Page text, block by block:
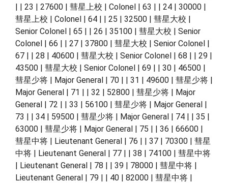
| | 23 | 27600 | 彗星上校 | Colonel | 63 | | 24 | 30000 |
彗星上校 | Colonel | 64 | | 25 | 32500 | 彗星大校 |
Senior Colonel | 65 | | 26 | 35100 | 彗星大校 | Senior
Colonel | 66 | | 27 | 37800 | 彗星大校 | Senior Colonel |
67 | | 28 | 40600 | 彗星大校 | Senior Colonel | 68 | | 29 |
43500 | 彗星大校 | Senior Colonel | 69 | | 30 | 46500 |
彗星少将 | Major General | 70 | | 31 | 49600 | 彗星少将 |
Major General | 71 | | 32 | 52800 | 彗星少将 | Major
General | 72 | | 33 | 56100 | 彗星少将 | Major General |
73 | | 34 | 59500 | 彗星少将 | Major General | 74 | | 35 |
63000 | 彗星少将 | Major General | 75 | | 36 | 66600 |
彗星中将 | Lieutenant General | 76 | | 37 | 70300 | 彗星
中将 | Lieutenant General | 77 | | 38 | 74100 | 彗星中将
| Lieutenant General | 78 | | 39 | 78000 | 彗星中将 |
Lieutenant General | 79 | | 40 | 82000 | 彗星中将 |